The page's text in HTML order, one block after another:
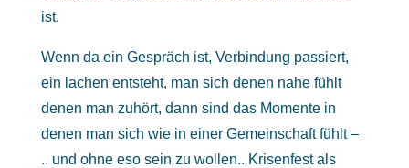
ist.
Wenn da ein Gespräch ist, Verbindung passiert,
ein lachen entsteht, man sich denen nahe fühlt
denen man zuhört, dann sind das Momente in
denen man sich wie in einer Gemeinschaft fühlt –
.. und ohne eso sein zu wollen.. Krisenfest als